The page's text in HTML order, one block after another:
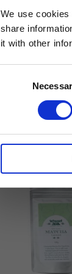
We use
share
it with other
Jag samtycker till
* Rabatten gäller
på ordinarie priser